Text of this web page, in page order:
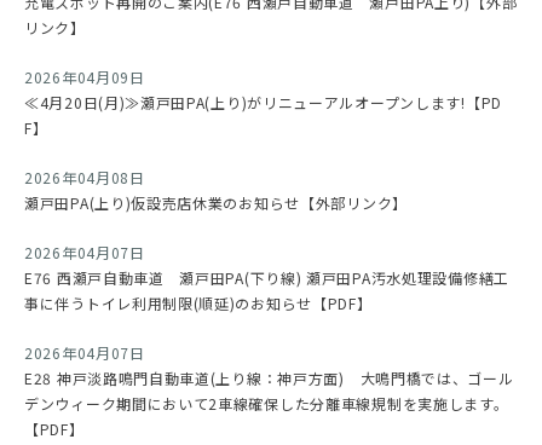
リンク】
2026年04月09日
≪4月20日(月)≫瀬戸田PA(上り)がリニューアルオープンします!【PD
F】
2026年04月08日
瀬戸田PA(上り)仮設売店休業のお知らせ【外部リンク】
2026年04月07日
E76 西瀬戸自動車道 瀬戸田PA(下り線) 瀬戸田PA汚水処理設備修繕工
事に伴うトイレ利用制限(順延)のお知らせ【PDF】
2026年04月07日
E28 神戸淡路鳴門自動車道(上り線：神戸方面) 大鳴門橋では、ゴール
デンウィーク期間において2車線確保した分離車線規制を実施します。
【PDF】